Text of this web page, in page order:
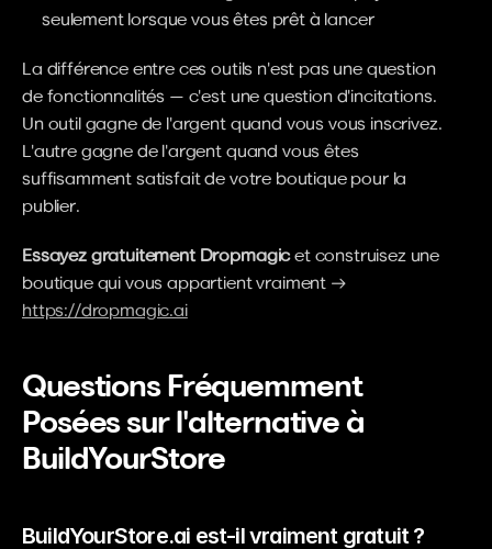
seulement lorsque vous êtes prêt à lancer
La différence entre ces outils n'est pas une question
de fonctionnalités — c'est une question d'incitations.
Un outil gagne de l'argent quand vous vous inscrivez.
L'autre gagne de l'argent quand vous êtes
suffisamment satisfait de votre boutique pour la
publier.
Essayez gratuitement Dropmagic et construisez une
https://dropmagic.ai
Questions Fréquemment
Posées sur l'alternative à
BuildYourStore
BuildYourStore.ai est-il vraiment gratuit ?